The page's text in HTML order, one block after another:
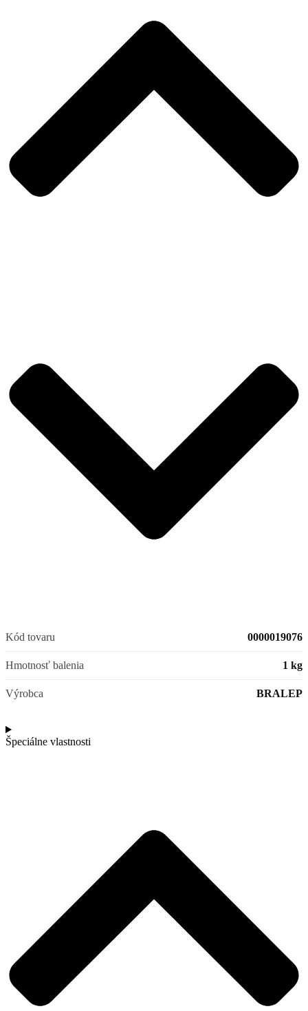
Kód tovaru 0000019076
Hmotnosť balenia 1 kg
Výrobca BRALEP
Špeciálne vlastnosti